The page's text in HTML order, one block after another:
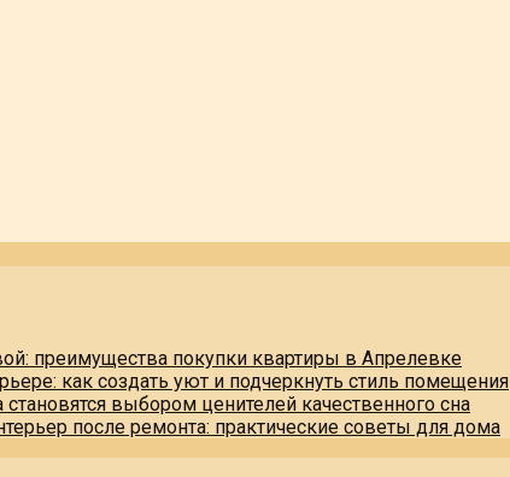
преимущества покупки квартиры в Апрелевке
как создать уют и подчеркнуть стиль помещения
выбором ценителей качественного сна
после ремонта: практические советы для дома